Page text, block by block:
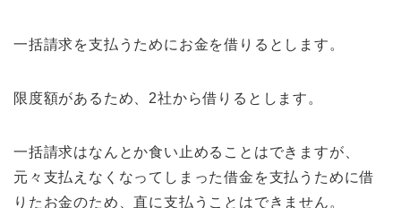
一括請求を支払うためにお金を借りるとします。
限度額があるため、2社から借りるとします。
一括請求はなんとか食い止めることはできますが、
元々支払えなくなってしまった借金を支払うために借
りたお金のため、直に支払うことはできません。